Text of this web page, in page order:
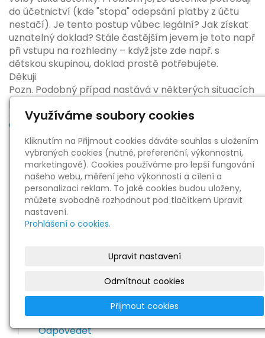
do účetnictví (kde "stopa" odepsání platby z účtu
nestačí). Je tento postup vůbec legální? Jak získat
uznatelný doklad? Stále častějším jevem je toto např
při vstupu na rozhledny – když jste zde např. s
dětskou skupinou, doklad prostě potřebujete.
Děkuji
Pozn. Podobný případ nastává v některých situacích
prři využití QR platby.
Odpovědět
Skrýt odpovědi
Re: Doklad při platbě kartou v automatu
27. 6. 2024 11:17:06 |Libor Jiránek
Dobrý den, v této situaci bych se asi obrátil s
dotazem na svého správce daně, zda mu bude
postačovat jako uznatelný pohyb na
bankovním účtu. Praxe, kterou popisujete mi
ne všichni můžou a umí platit bezhotovostně.
nespokojeni a dají mandát vládě, která opět
zavede EET a tím pádem povinnost
vystavovat účtenky.
Odpovědět
Využíváme soubory cookies
Kliknutím na Přijmout cookies dáváte souhlas s uložením
vybraných cookies (nutné, preferenční, výkonnostní,
marketingové). Cookies používáme pro lepší fungování
našeho webu, měření jeho výkonnosti a cílení a
personalizaci reklam. To jaké cookies budou uloženy,
můžete svobodně rozhodnout pod tlačítkem Upravit
nastavení.
Prohlášení o cookies.
Upravit nastavení
Odmítnout cookies
Přijmout cookies